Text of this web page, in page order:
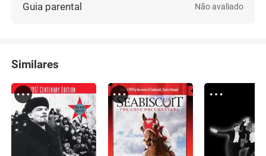
Guia parental Não avaliado
Similares